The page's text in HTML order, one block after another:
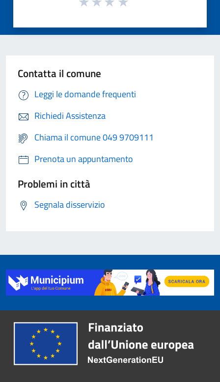
Contatta il comune
Leggi le domande frequenti
Richiedi Assistenza
Chiama il comune 049 9709111
Prenota un appuntamento
Problemi in città
Segnala disservizio